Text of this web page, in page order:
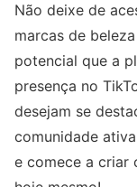
Não deixe de
marcas de
potencial que a
presença no
desejam se
comunidade
e comece a criar